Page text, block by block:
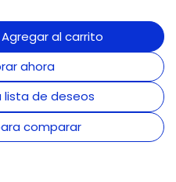
Agregar al carrito
ahora
comparar
lista de deseos